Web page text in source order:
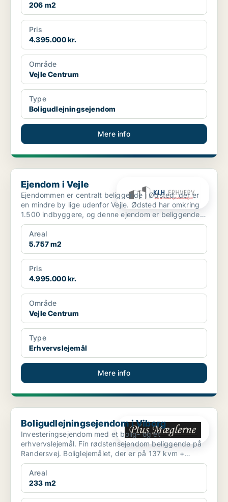
206 m2
Pris
4.395.000 kr.
Område
Vejle Centrum
Type
Boligudlejningsejendom
Mere info
Ejendom i Vejle
Ejendom i Vejle
Ejendommen er centralt beliggende i Ødsted, der er
en mindre by lige udenfor Vejle. Ødsted har omkring
1.500 indbyggere, og denne ejendom er beliggende
midt ...
Areal
5.757 m2
Pris
4.995.000 kr.
Område
Vejle Centrum
Type
Erhvervslejemål
Mere info
Boligudlejningsejendom i Viborg
Boligudlejningsejendom i Viborg
Investeringsejendom med et bolig- og et
erhvervslejemål. Fin rødstensejendom beliggende på
Randersvej. Boliglejemålet, der er på 137 kvm +
kælder, ind...
Areal
233 m2